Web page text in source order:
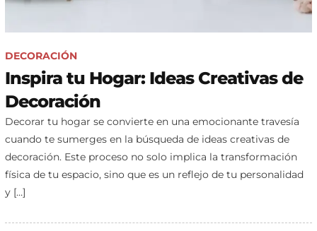
DECORACIÓN
Inspira tu Hogar: Ideas Creativas de
Decoración
Decorar tu hogar se convierte en una emocionante travesía
cuando te sumerges en la búsqueda de ideas creativas de
decoración. Este proceso no solo implica la transformación
física de tu espacio, sino que es un reflejo de tu personalidad
y […]